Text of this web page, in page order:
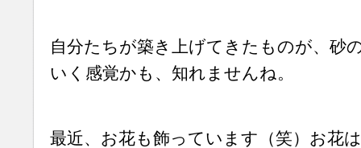
自分たちが築き上げてきたものが、砂
いく感覚かも、知れませんね。
最近、お花も飾っています（笑）お花